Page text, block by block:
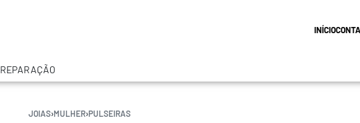
INÍCIO
REPARAÇÃO
JOIAS›MULHER›PULSEIRAS